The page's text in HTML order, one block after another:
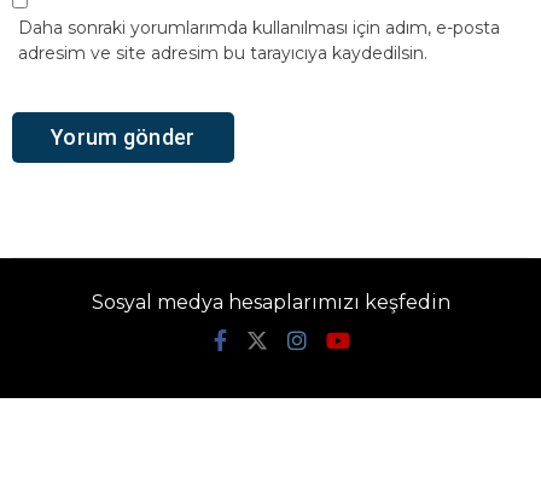
Daha sonraki yorumlarımda kullanılması için adım, e-posta
adresim ve site adresim bu tarayıcıya kaydedilsin.
Sosyal medya hesaplarımızı keşfedin